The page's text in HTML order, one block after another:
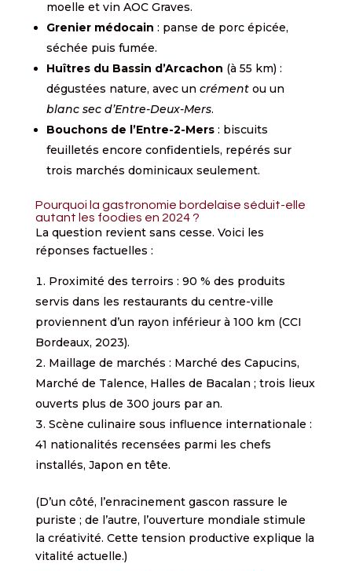
moelle et vin AOC Graves.
Grenier médocain : panse de porc épicée,
séchée puis fumée.
Huîtres du Bassin d’Arcachon (à 55 km) :
dégustées nature, avec un crémentou un
blanc sec d’Entre-Deux-Mers.
Bouchons de l’Entre-2-Mers: biscuits
feuilletés encore confidentiels, repérés sur
trois marchés dominicaux seulement.
Pourquoi la gastronomie bordelaise séduit-elle
autant les foodies en 2024 ?
La question revient sans cesse. Voici les
réponses factuelles :
Proximité des terroirs : 90 % des produits
servis dans les restaurants du centre-ville
proviennent d’un rayon inférieur à 100 km (CCI
Bordeaux, 2023).
Maillage de marchés : Marché des Capucins,
Marché de Talence, Halles de Bacalan ; trois lieux
ouverts plus de 300 jours par an.
Scène culinaire sous influence internationale :
41 nationalités recensées parmi les chefs
installés, Japon en tête.
(D’un côté, l’enracinement gascon rassure le
puriste ; de l’autre, l’ouverture mondiale stimule
la créativité. Cette tension productive explique la
vitalité actuelle.)